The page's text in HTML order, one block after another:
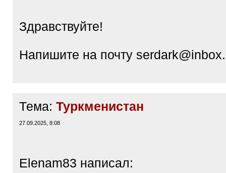
Здравствуйте!
Напишите на почту
Тема: Туркменистан
27.09.2025, 8:08
Elenam83 написал: